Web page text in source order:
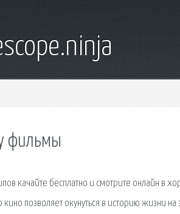
фильмы
качайте бесплатно и смотрите онлайн в
позволяет окунуться в историю жизни на